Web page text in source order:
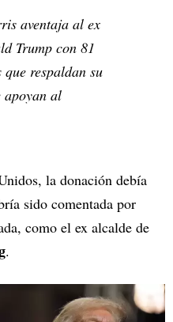
aventaja al ex
Trump con 81
respaldan su
apoyan al
la donación debía
sido comentada por
como el ex alcalde de
.